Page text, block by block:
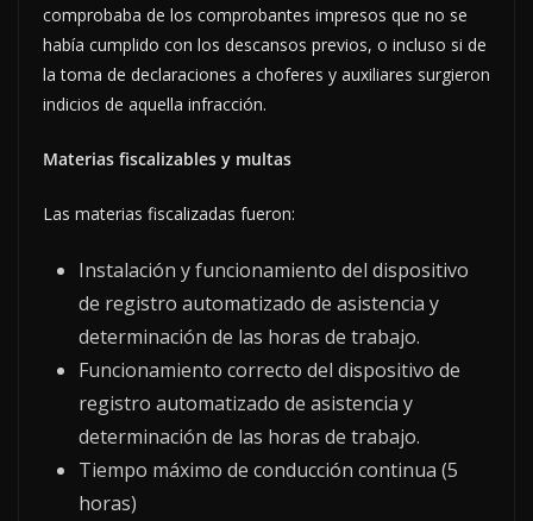
comprobaba de los comprobantes impresos que no se
había cumplido con los descansos previos, o incluso si de
la toma de declaraciones a choferes y auxiliares surgieron
indicios de aquella infracción.
Materias fiscalizables y multas
Las materias fiscalizadas fueron:
Instalación y funcionamiento del dispositivo
de registro automatizado de asistencia y
determinación de las horas de trabajo.
Funcionamiento correcto del dispositivo de
registro automatizado de asistencia y
determinación de las horas de trabajo.
Tiempo máximo de conducción continua (5
horas)